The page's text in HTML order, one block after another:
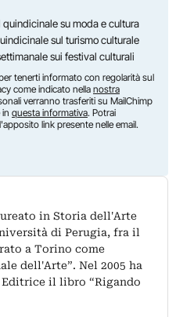
quindicinale su moda e cultura
sul turismo culturale
sui festival culturali
tenerti informato con regolarità sul
come indicato nella nostra
verranno trasferiti su MailChimp
questa informativa. Potrai
link presente nelle email.
in Storia dell'Arte
di Perugia, fra il
a Torino come
dell'Arte”. Nel 2005 ha
il libro “Rigando